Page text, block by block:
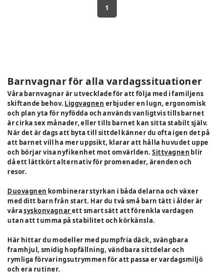
1
Barnvagnar för alla vardagssituationer
Våra barnvagnar är utvecklade för att följa med i familjens
skiftande behov. Liggvagnen erbjuder en lugn, ergonomisk
och plan yta för nyfödda och används vanligtvis tills barnet
är cirka sex månader, eller tills barnet kan sitta stabilt själv.
När det är dags att byta till sittdel känner du ofta igen det på
att barnet vill ha mer uppsikt, klarar att hålla huvudet uppe
och börjar visa nyfikenhet mot omvärlden.Sittvagnen blir
då ett lättkört alternativ för promenader, ärenden och
resor.
Duovagnen kombinerar styrkan i båda delarna och växer
med ditt barn från start. Har du två små barn tätt i ålder är
vårasyskonvagnarett smart sätt att förenkla vardagen
utan att tumma på stabilitet och körkänsla.
Här hittar du modeller med pumpfria däck, svängbara
framhjul, smidig hopfällning, vändbara sittdelar och
rymliga förvaringsutrymmen för att passa er vardagsmiljö
och era rutiner.